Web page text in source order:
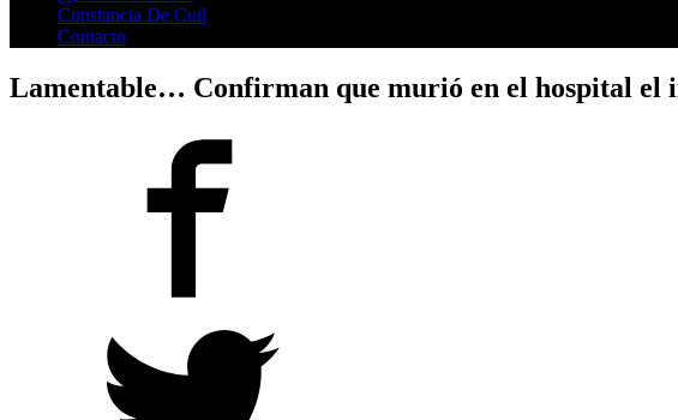
Constancia De Cuil
Contacto
Lamentable… Confirman que murió en el hospital el